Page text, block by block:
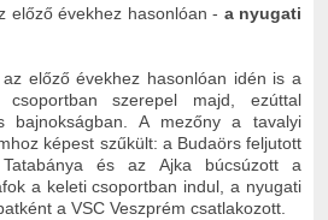
előző évekhez hasonlóan - a nyugati
előző évekhez hasonlóan idén is a
csoportban szerepel majd, ezúttal
bajnokságban. A mezőny a tavalyi
képest szűkült: a Budaörs feljutott
és az Ajka búcsúzott a
a keleti csoportban indul, a nyugati
a VSC Veszprém csatlakozott.